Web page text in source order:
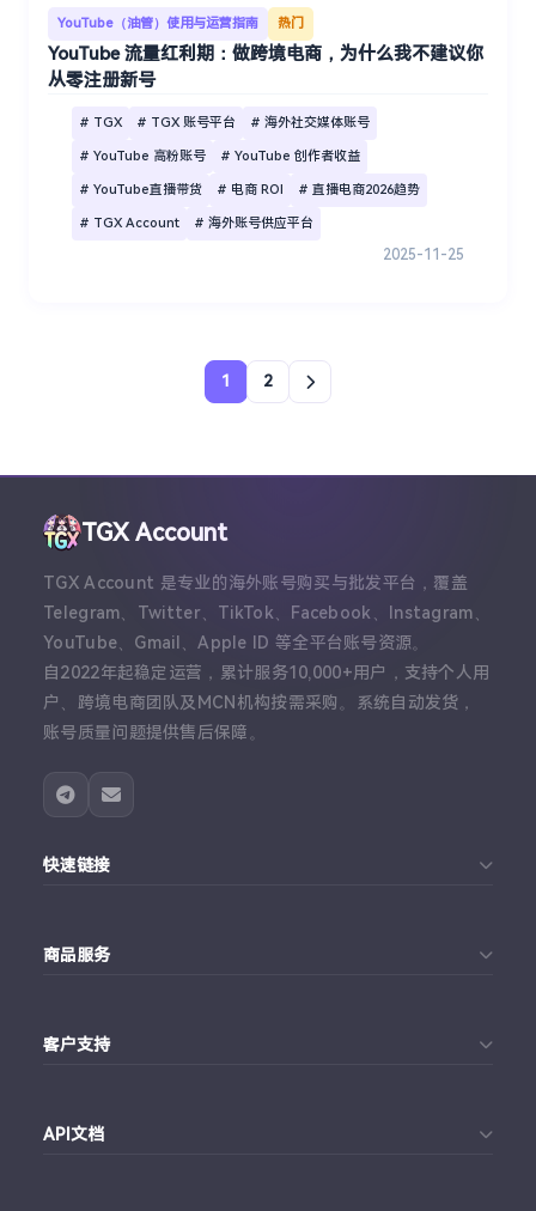
YouTube（油管）使用与运营指南 热门
YouTube 流量红利期：做跨境电商，为什么我不建议你
从零注册新号
# TGX # TGX 账号平台 # 海外社交媒体账号
# YouTube 高粉账号 # YouTube 创作者收益
# YouTube直播带货 # 电商 ROI # 直播电商2026趋势
# TGX Account # 海外账号供应平台
2025-11-25
1 2
TGX Account
TGX Account 是专业的海外账号购买与批发平台，覆盖
Telegram、Twitter、TikTok、Facebook、Instagram、
YouTube、Gmail、Apple ID 等全平台账号资源。
自2022年起稳定运营，累计服务10,000+用户，支持个人用
户、跨境电商团队及MCN机构按需采购。系统自动发货，
账号质量问题提供售后保障。
快速链接
订单查询
商品服务
Facebook账号购买
客户支持
API文档